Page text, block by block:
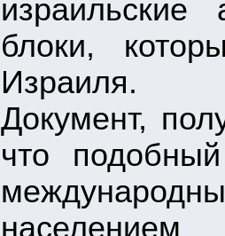
блоки,
Израиля.
Документ,
что